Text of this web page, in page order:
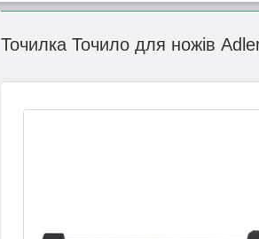
Точилка Точило для ножів